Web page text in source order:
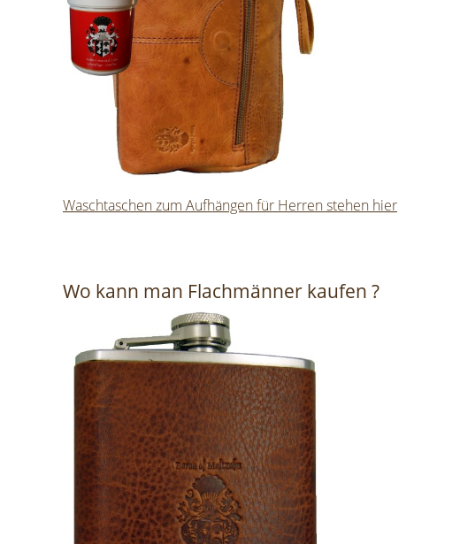
Waschtaschen zum Aufhängen für Herren stehen hier
Wo kann man Flachmänner kaufen ?